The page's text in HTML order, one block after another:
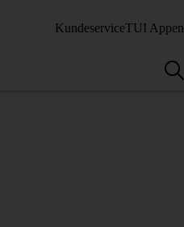
KundeserviceTUI Appen